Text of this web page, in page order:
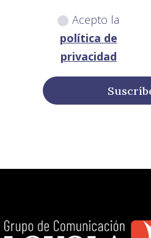
Acepto la
política de
privacidad